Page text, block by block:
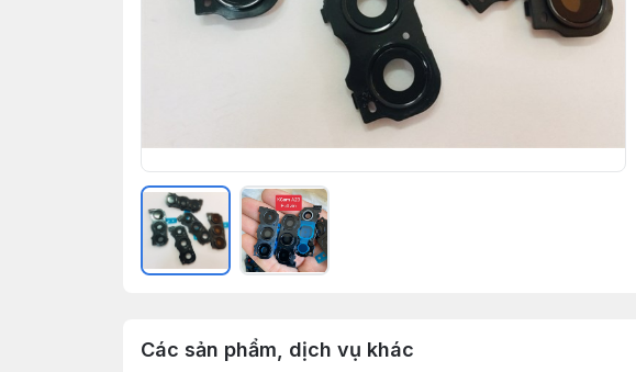
Các sản phẩm, dịch vụ khác